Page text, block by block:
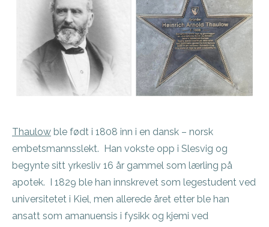
Thaulow ble født i 1808 inn i en dansk – norsk
embetsmannsslekt. Han vokste opp i Slesvig og
begynte sitt yrkesliv 16 år gammel som lærling på
apotek. I 1829 ble han innskrevet som legestudent ved
universitetet i Kiel, men allerede året etter ble han
ansatt som amanuensis i fysikk og kjemi ved